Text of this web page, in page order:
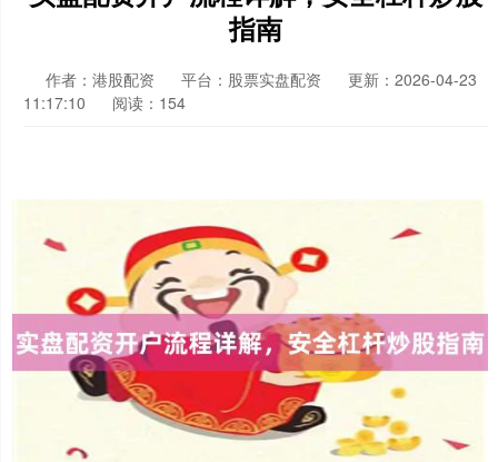
指南
作者：港股配资 平台：股票实盘配资
更新：2026-04-23
11:17:10
阅读：154